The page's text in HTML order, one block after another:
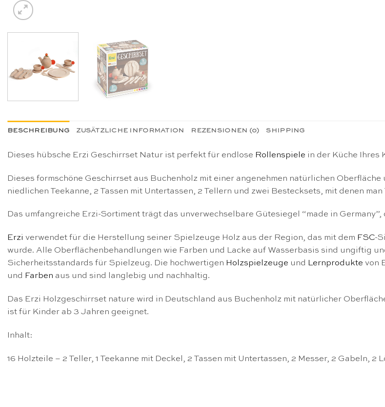
BESCHREIBUNG ZUSÄTZLICHE INFORMATION REZENSIONEN (0) SHIPPING
Dieses hübsche Erzi Geschirrset Natur ist perfekt für endlose Rollenspiele in der Küche Ihres
Dieses formschöne Geschirrset aus Buchenholz mit einer angenehmen natürlichen
niedlichen Teekanne, 2 Tassen mit Untertassen, 2 Tellern und zwei Bestecksets, mit denen
Das umfangreiche Erzi-Sortiment trägt das unverwechselbare Gütesiegel “made in Germany”,
Erzi verwendet für die Herstellung seiner Spielzeuge Holz aus der Region, das mit dem FSC-
wurde. Alle Oberflächenbehandlungen wie Farben und Lacke auf Wasserbasis sind ungiftig
Sicherheitsstandards für Spielzeug. Die hochwertigen Holzspielzeuge und Lernprodukte von
und Farben aus und sind langlebig und nachhaltig.
Das Erzi Holzgeschirrset nature wird in Deutschland aus Buchenholz mit natürlicher
ist für Kinder ab 3 Jahren geeignet.
Inhalt:
16 Holzteile – 2 Teller, 1 Teekanne mit Deckel, 2 Tassen mit Untertassen, 2 Messer, 2 Gabeln, 2